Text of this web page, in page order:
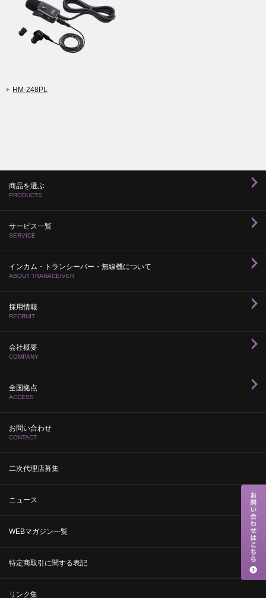
HM-248PL
商品を選ぶ
PRODUCTS
サービス一覧
SERVICE
インカム・トランシーバー・無線機について
ABOUT TRANACEIVER
採用情報
RECRUIT
会社概要
COMPANY
全国拠点
ACCESS
お問い合わせ
CONTACT
二次代理店募集
ニュース
WEBマガジン一覧
特定商取引に関する表記
リンク集